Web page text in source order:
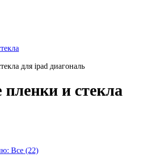
для ipad диагональ
и стекла
Все (22)